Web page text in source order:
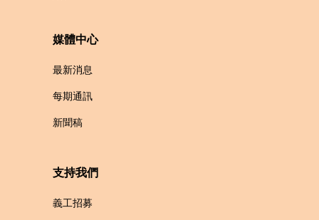
媒體中心
最新消息
每期通訊
新聞稿
支持我們
義工招募